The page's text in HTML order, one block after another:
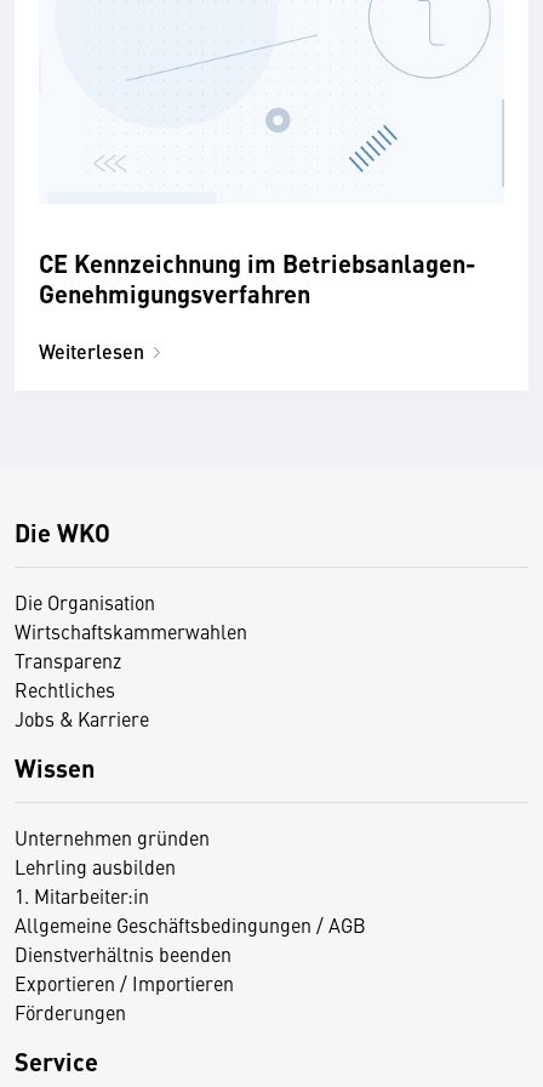
CE Kennzeichnung im Betriebsanlagen-
Genehmigungsverfahren
Weiterlesen
Die WKO
Die Organisation
Wirtschaftskammerwahlen
Transparenz
Rechtliches
Jobs & Karriere
Wissen
Unternehmen gründen
Lehrling ausbilden
1. Mitarbeiter:in
Allgemeine Geschäftsbedingungen / AGB
Dienstverhältnis beenden
Exportieren / Importieren
Förderungen
Service